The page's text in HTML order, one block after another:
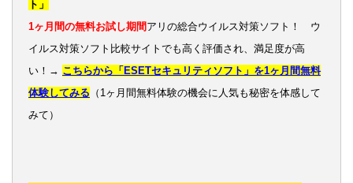
ト」
1ヶ月間の無料お試し期間 アリの総合ウイルス対策ソフト！ ウ
イルス対策ソフト比較サイトでも高く評価され、満足度が高
い！→ こちらから「ESETセキュリティソフト」を1ヶ月間無料
体験してみる （1ヶ月間無料体験の機会に人気も秘密を体感して
みて）